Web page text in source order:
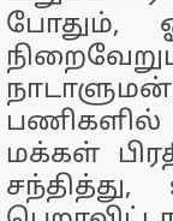
போதும்,
பணிகளில்
மக்கள்